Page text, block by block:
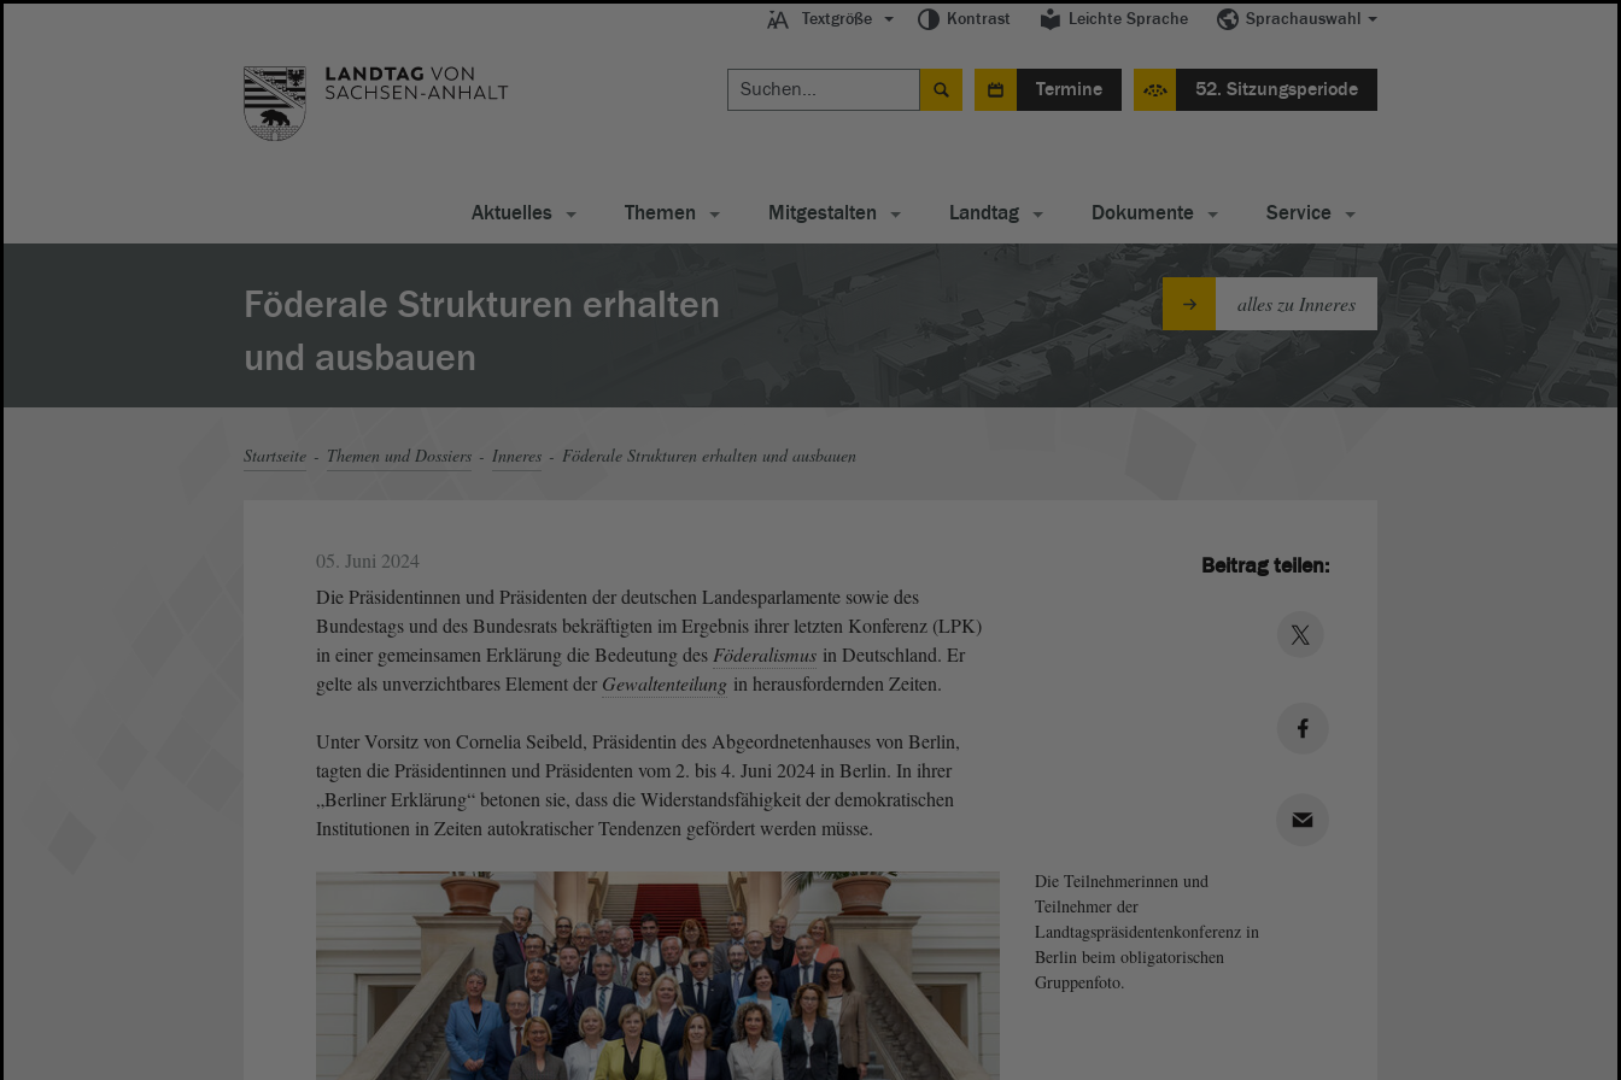
Textgröße Kontrast Leichte Sprache Sprachauswahl
Termine 52. Sitzungsperiode
Aktuelles Themen Mitgestalten Landtag Dokumente Service
Föderale Strukturen erhalten
und ausbauen
alles zu Inneres
Startseite Themen und Dossiers Inneres Föderale Strukturen erhalten und ausbauen
05. Juni 2024
Die Präsidentinnen und Präsidenten der deutschen Landesparlamente sowie des
Bundestags und des Bundesrats bekräftigten im Ergebnis ihrer letzten Konferenz (LPK)
in einer gemeinsamen Erklärung die Bedeutung des Föderalismus in Deutschland. Er
gelte als unverzichtbares Element der Gewaltenteilung in herausfordernden Zeiten.
Unter Vorsitz von Cornelia Seibeld, Präsidentin des Abgeordnetenhauses von Berlin,
tagten die Präsidentinnen und Präsidenten vom 2. bis 4. Juni 2024 in Berlin. In ihrer
„Berliner Erklärung“ betonen sie, dass die Widerstandsfähigkeit der demokratischen
Institutionen in Zeiten autokratischer Tendenzen gefördert werden müsse.
Die Teilnehmerinnen und
Teilnehmer der
Landtagspräsidentenkonferenz in
Berlin beim obligatorischen
Gruppenfoto.
Beitrag teilen: